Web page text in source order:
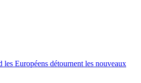
les Européens détournent les nouveaux